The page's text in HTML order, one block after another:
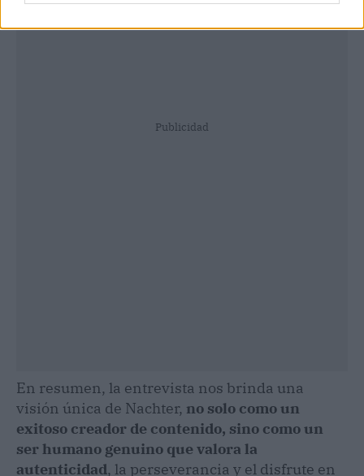
Publicidad
En resumen, la entrevista nos brinda una
visión única de Nachter, no solo como un
exitoso creador de contenido, sino como un
ser humano genuino que valora la
autenticidad, la perseverancia y el disfrute en